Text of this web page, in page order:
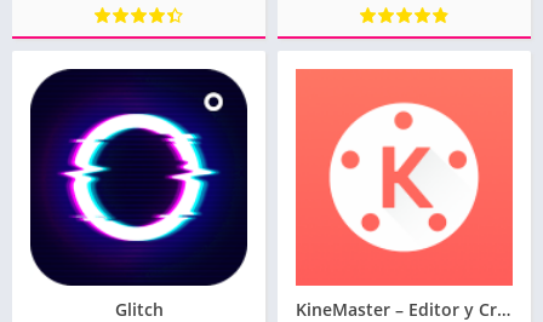
Glitch KineMaster – Editor y Creador de Video